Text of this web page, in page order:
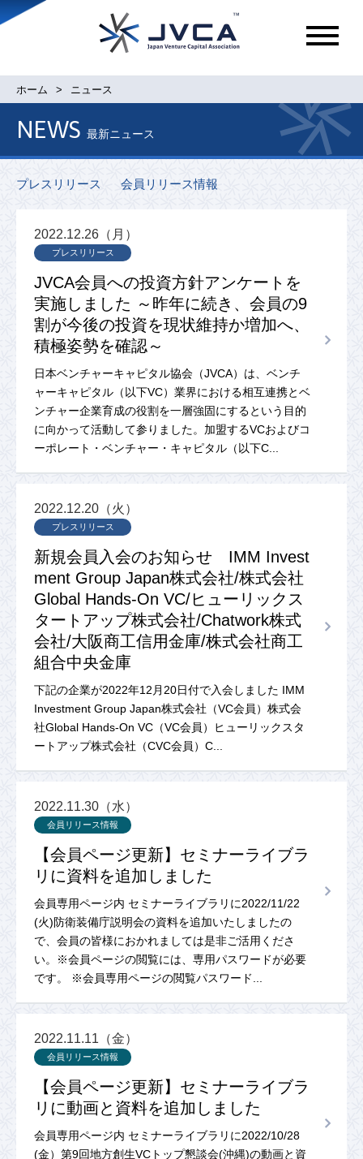
メ
ュ
ホーム ニュース
NEWS 最新ニュース
プレスリリース 会員リリース情報
JVCA会員への投資方針アンケートを
実施しました ～昨年に続き、会員の9
割が今後の投資を現状維持か増加へ、
積極姿勢を確認～
日本ベンチャーキャピタル協会（JVCA）は、ベンチ
ャーキャピタル（以下VC）業界における相互連携とベ
ンチャー企業育成の役割を一層強固にするという目的
に向かって活動して参りました。加盟するVCおよびコ
ーポレート・ベンチャー・キャピタル（以下C...
プレスリリース
2022.12.26（月）
新規会員入会のお知らせ IMM Invest
ment Group Japan株式会社/株式会社
Global Hands-On VC/ヒューリックス
タートアップ株式会社/Chatwork株式
会社/大阪商工信用金庫/株式会社商工
組合中央金庫
下記の企業が2022年12月20日付で入会しました IMM
Investment Group Japan株式会社（VC会員）株式会
社Global Hands-On VC（VC会員）ヒューリックスタ
ートアップ株式会社（CVC会員）C...
プレスリリース
2022.12.20（火）
【会員ページ更新】セミナーライブラ
リに資料を追加しました
会員専用ページ内 セミナーライブラリに2022/11/22
(火)防衛装備庁説明会の資料を追加いたしましたの
で、会員の皆様におかれましては是非ご活用くださ
い。※会員ページの閲覧には、専用パスワードが必要
です。 ※会員専用ページの閲覧パスワード...
会員リリース情報
2022.11.30（水）
【会員ページ更新】セミナーライブラ
リに動画と資料を追加しました
会員専用ページ内 セミナーライブラリに2022/10/28
(金）第9回地方創生VCトップ懇談会(沖縄)の動画と資
会員リリース情報
2022.11.11（金）